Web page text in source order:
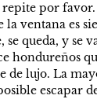
repite por
la ventana es
queda, y se
hondureños
de lujo. La
escapar